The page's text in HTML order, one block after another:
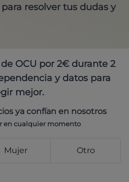
resolver tus dudas y
OCU por 2€ durante 2
y datos para
mejor.
ya confían en nosotros
en cualquier momento
Mujer Otro